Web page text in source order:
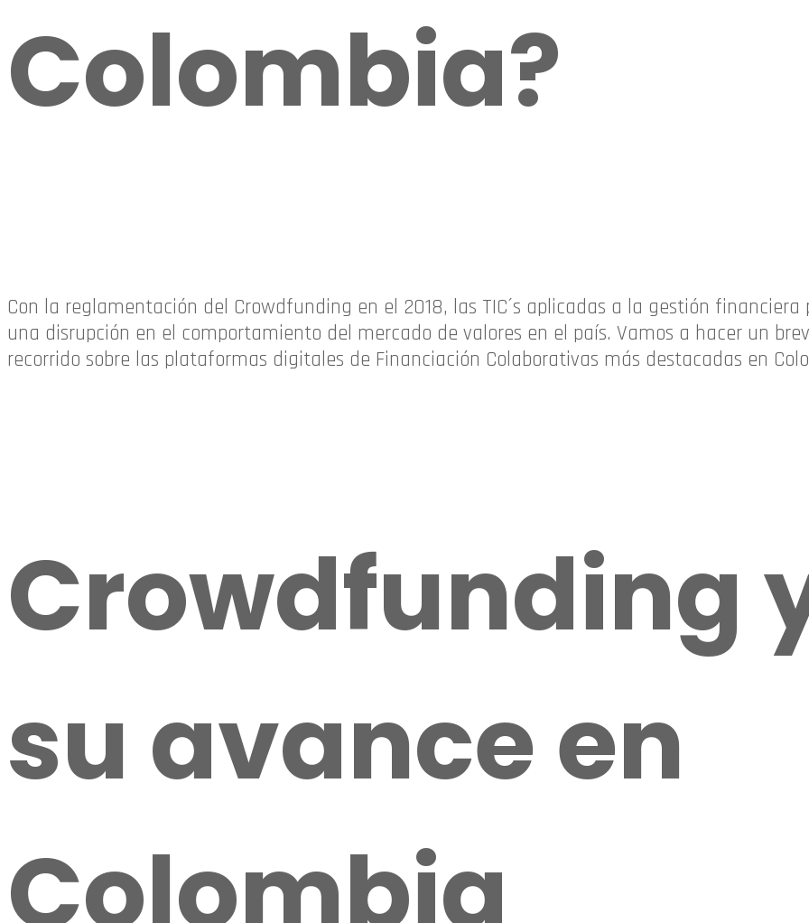
Colombia?
Con la reglamentación del Crowdfunding en el 2018, las TIC´s aplicadas a la gestión financiera
una disrupción en el comportamiento del mercado de valores en el país. Vamos a hacer un
recorrido sobre las plataformas digitales de Financiación Colaborativas más destacadas en
Crowdfunding
su avance en
Colombia